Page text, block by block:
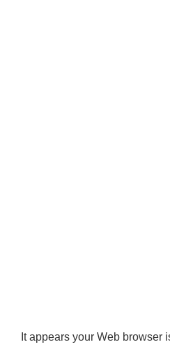
It appears your Web browser